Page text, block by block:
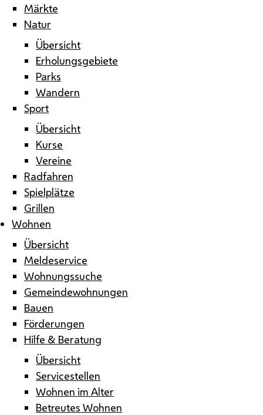
Märkte
Natur
Übersicht
Erholungsgebiete
Parks
Wandern
Sport
Übersicht
Kurse
Vereine
Radfahren
Spielplätze
Grillen
Wohnen
Übersicht
Meldeservice
Wohnungssuche
Gemeindewohnungen
Bauen
Förderungen
Hilfe & Beratung
Übersicht
Servicestellen
Wohnen im Alter
Betreutes Wohnen